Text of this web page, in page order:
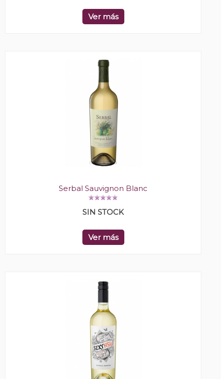
Ver más
Serbal Sauvignon Blanc
SIN STOCK
Ver más